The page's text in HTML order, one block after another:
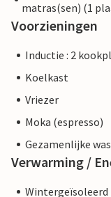
matras(sen) (1
Voorzieningen
Inductie : 2
Koelkast
Vriezer
Moka (espresso)
Gezamenlijke
Verwarming /
Wintergeïsoleerd